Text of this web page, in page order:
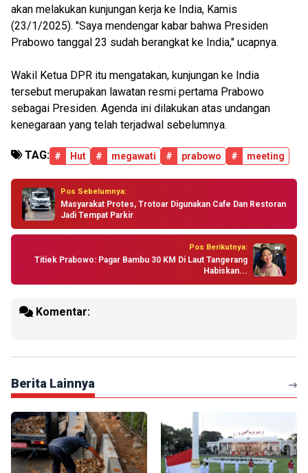
akan melakukan kunjungan kerja ke India, Kamis
(23/1/2025). "Saya mendengar kabar bahwa Presiden
Prabowo tanggal 23 sudah berangkat ke India," ucapnya.
Wakil Ketua DPR itu mengatakan, kunjungan ke India
tersebut merupakan lawatan resmi pertama Prabowo
sebagai Presiden. Agenda ini dilakukan atas undangan
kenegaraan yang telah terjadwal sebelumnya.
TAG: # Hut # megawati # prabowo # meeting
Pos Sebelumnya:
Masyarakat Protes, Trotoar Digunakan Cafe Dan Restoran
Jadi Tempat Parkir
Pos Berikutnya:
Titiek Prabowo: Pagar Bambu 30 KM Di Laut Tangerang
Habiskan...
Komentar:
Berita Lainnya